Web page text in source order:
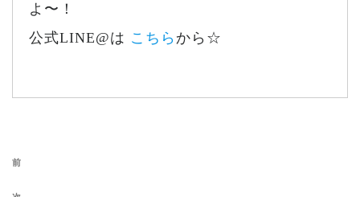
よ〜！
公式LINE@は こちら から☆
前の投稿
前